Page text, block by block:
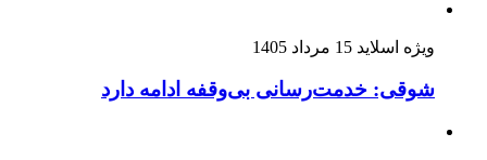
ویژه اسلاید 15 مرداد 1405
شوقی: خدمت‌رسانی بی‌وقفه ادامه دارد